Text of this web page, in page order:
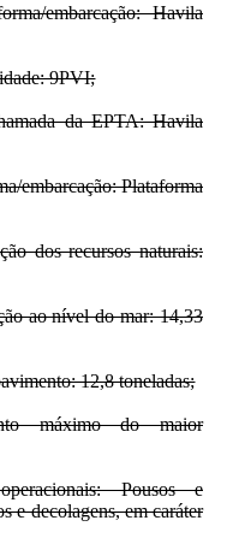
embarcação: Havila
9PVI;
da EPTA: Havila
embarcação: Plataforma
dos recursos naturais:
ao nível do mar: 14,33
12,8 toneladas;
máximo do maior
Pousos e
e decolagens, em caráter